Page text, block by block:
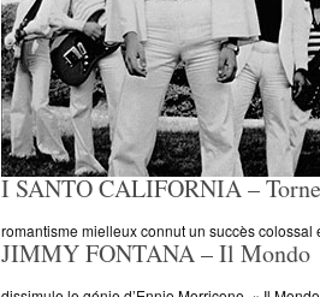
I SANTO CALIFORNIA –
romantisme mielleux connut un succès
JIMMY FONTANA – Il Mondo